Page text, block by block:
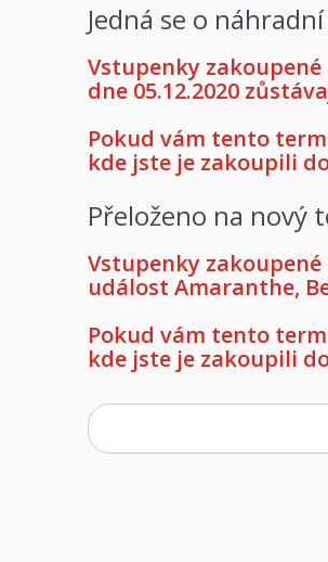
Jedná se o
Vstupenky
dne 05.12.2020
Pokud vám tento
kde jste je zakoupili do
Přeloženo na nový
Vstupenky
událost Amaranthe,
Pokud vám tento
kde jste je zakoupili do